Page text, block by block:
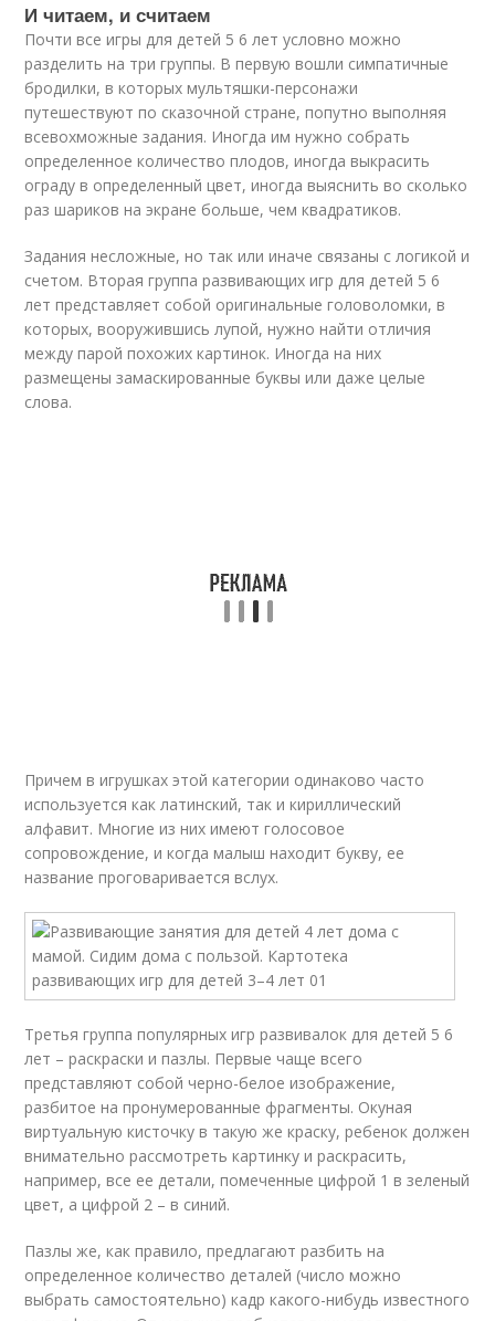
И читаем, и считаем
Почти все игры для детей 5 6 лет условно можно
разделить на три группы. В первую вошли симпатичные
бродилки, в которых мультяшки-персонажи
путешествуют по сказочной стране, попутно выполняя
всевохможные задания. Иногда им нужно собрать
определенное количество плодов, иногда выкрасить
ограду в определенный цвет, иногда выяснить во сколько
раз шариков на экране больше, чем квадратиков.
Задания несложные, но так или иначе связаны с логикой и
счетом. Вторая группа развивающих игр для детей 5 6
лет представляет собой оригинальные головоломки, в
которых, вооружившись лупой, нужно найти отличия
между парой похожих картинок. Иногда на них
размещены замаскированные буквы или даже целые
слова.
Причем в игрушках этой категории одинаково часто
используется как латинский, так и кириллический
алфавит. Многие из них имеют голосовое
сопровождение, и когда малыш находит букву, ее
название проговаривается вслух.
Третья группа популярных игр развивалок для детей 5 6
лет – раскраски и пазлы. Первые чаще всего
представляют собой черно-белое изображение,
разбитое на пронумерованные фрагменты. Окуная
виртуальную кисточку в такую же краску, ребенок должен
внимательно рассмотреть картинку и раскрасить,
например, все ее детали, помеченные цифрой 1 в зеленый
цвет, а цифрой 2 – в синий.
Пазлы же, как правило, предлагают разбить на
определенное количество деталей (число можно
выбрать самостоятельно) кадр какого-нибудь известного